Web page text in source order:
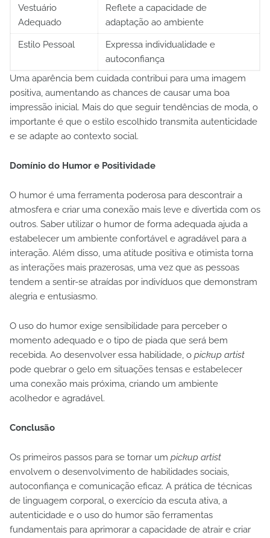
Vestuário
Adequado
Reflete a capacidade de
adaptação ao ambiente
Estilo Pessoal
Expressa individualidade e
autoconfiança
Uma aparência bem cuidada contribui para uma imagem
positiva, aumentando as chances de causar uma boa
impressão inicial. Mais do que seguir tendências de moda, o
importante é que o estilo escolhido transmita autenticidade
e se adapte ao contexto social.
Domínio do Humor e Positividade
O humor é uma ferramenta poderosa para descontrair a
atmosfera e criar uma conexão mais leve e divertida com os
outros. Saber utilizar o humor de forma adequada ajuda a
estabelecer um ambiente confortável e agradável para a
interação. Além disso, uma atitude positiva e otimista torna
as interações mais prazerosas, uma vez que as pessoas
tendem a sentir-se atraídas por indivíduos que demonstram
alegria e entusiasmo.
O uso do humor exige sensibilidade para perceber o
momento adequado e o tipo de piada que será bem
recebida. Ao desenvolver essa habilidade, o pickup artist
pode quebrar o gelo em situações tensas e estabelecer
uma conexão mais próxima, criando um ambiente
acolhedor e agradável.
Conclusão
Os primeiros passos para se tornar um pickup artist
envolvem o desenvolvimento de habilidades sociais,
autoconfiança e comunicação eficaz. A prática de técnicas
de linguagem corporal, o exercício da escuta ativa, a
autenticidade e o uso do humor são ferramentas
fundamentais para aprimorar a capacidade de atrair e criar